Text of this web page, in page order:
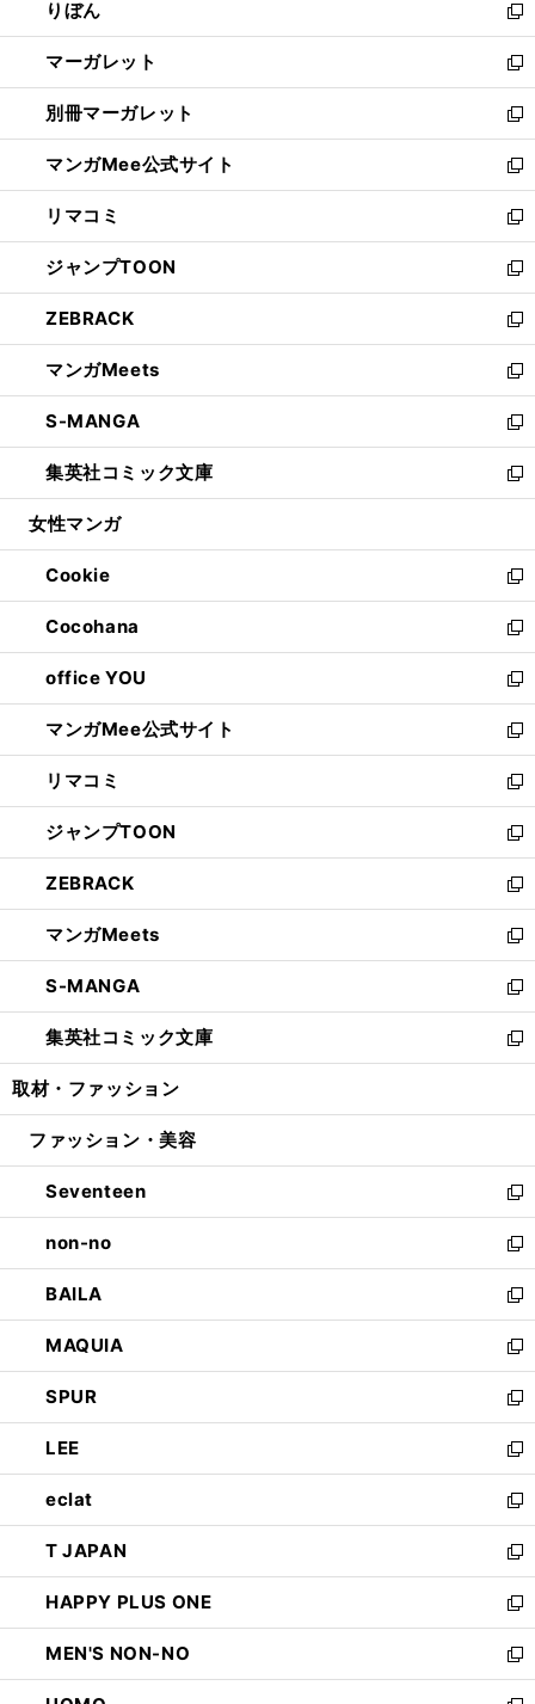
く
で
開
く
ド
ウ
で
開
く
ィ
ン
ド
ウ
で
開
く
りぼん
新
し
い
ウ
ィ
ン
ド
ウ
で
開
く
マーガレット
新
し
い
ウ
ィ
ン
ド
ウ
で
開
く
別冊マーガレット
新
し
い
ウ
ィ
ン
ド
ウ
で
開
く
マンガMee公式サイト
新
し
い
ウ
ィ
ン
ド
ウ
で
開
く
リマコミ
新
し
い
ウ
ィ
ン
ド
ウ
で
開
く
ジャンプTOON
新
し
い
ウ
ィ
ン
ド
ウ
で
開
ZEBRACK
新
し
い
ウ
ィ
ン
ド
ウ
開
く
マンガMeets
新
し
い
ウ
ィ
ン
ウ
で
開
く
S-MANGA
新
し
い
ウ
ン
ド
ウ
で
開
く
集英社コミック文庫
新
し
ウ
ィ
ン
ド
ウ
で
開
く
女性マンガ
Cookie
新
し
い
ウ
ィ
ン
ド
ウ
で
開
く
Cocohana
新
し
い
ウ
ィ
ン
ド
ウ
で
開
く
office YOU
新
し
い
ウ
ィ
ン
ド
ウ
で
開
く
マンガMee公式サイト
新
し
い
ウ
ィ
ン
ド
ウ
で
開
く
リマコミ
新
し
い
ウ
ィ
ン
ド
ウ
で
開
く
ジャンプTOON
新
し
い
ウ
ィ
ン
ド
ウ
で
開
ZEBRACK
新
し
い
ウ
ィ
ン
ド
ウ
開
マンガMeets
新
し
い
ウ
ィ
ン
ウ
開
く
S-MANGA
新
し
い
ウ
ン
ウ
で
開
く
集英社コミック文庫
新
し
ウ
ン
ド
ウ
で
開
く
取材・ファッション
ファッション・美容
Seventeen
新
し
い
ウ
ィ
ン
ド
ウ
で
開
く
non-no
新
し
い
ウ
ィ
ン
ド
ウ
で
開
く
BAILA
新
し
い
ウ
ィ
ン
ド
ウ
で
開
く
MAQUIA
新
し
い
ウ
ィ
ン
ド
ウ
で
開
く
SPUR
新
し
い
ウ
ィ
ン
ド
ウ
で
開
く
LEE
新
し
い
ウ
ィ
ン
ド
ウ
で
開
eclat
新
し
い
ウ
ィ
ン
ド
ウ
T JAPAN
新
し
い
ウ
ィ
ン
HAPPY PLUS ONE
新
し
い
ウ
MEN'S NON-NO
新
し